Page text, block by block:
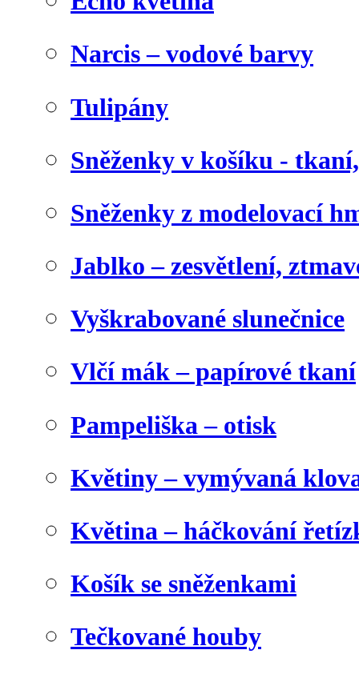
Narcis – vodové barvy
Tulipány
Sněženky v košíku -
Sněženky z modelovací
Jablko – zesvětlení,
Vyškrabované slunečnice
Vlčí mák – papírové tkaní
Pampeliška – otisk
Květiny – vymývaná
Květina – háčkování
Košík se sněženkami
Tečkované houby